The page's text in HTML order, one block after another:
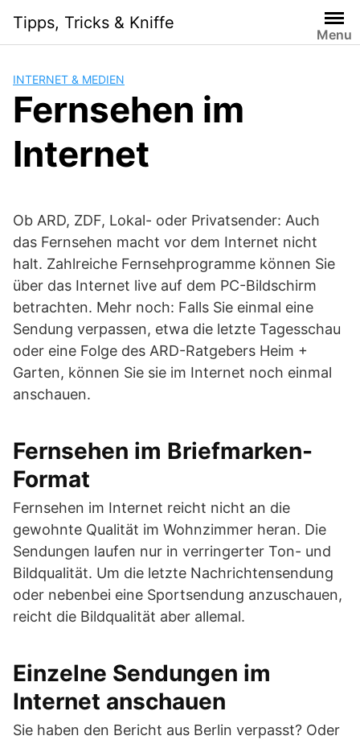
content
Tipps, Tricks & Kniffe
Menu
INTERNET & MEDIEN
Fernsehen im
Internet
Ob ARD, ZDF, Lokal- oder Privatsender: Auch
das Fernsehen macht vor dem Internet nicht
halt. Zahlreiche Fernsehprogramme können Sie
über das Internet live auf dem PC-Bildschirm
betrachten. Mehr noch: Falls Sie einmal eine
Sendung verpassen, etwa die letzte Tagesschau
oder eine Folge des ARD-Ratgebers Heim +
Garten, können Sie sie im Internet noch einmal
anschauen.
Fernsehen im Briefmarken-
Format
Fernsehen im Internet reicht nicht an die
gewohnte Qualität im Wohnzimmer heran. Die
Sendungen laufen nur in verringerter Ton- und
Bildqualität. Um die letzte Nachrichtensendung
oder nebenbei eine Sportsendung anzuschauen,
reicht die Bildqualität aber allemal.
Einzelne Sendungen im
Internet anschauen
Sie haben den Bericht aus Berlin verpasst? Oder